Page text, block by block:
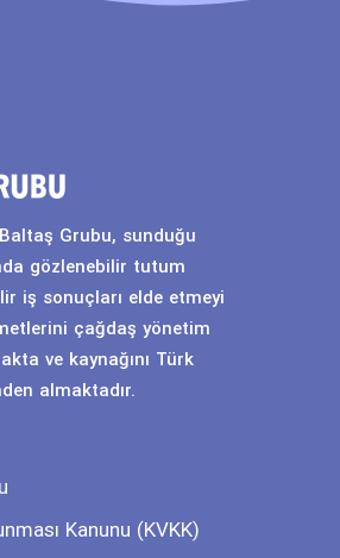
Grubu, sunduğu
gözlenebilir tutum
iş sonuçları elde etmeyi
çağdaş yönetim
ve kaynağını Türk
almaktadır.
Kanunu (KVKK)